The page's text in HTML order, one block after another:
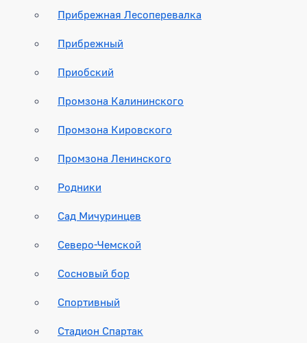
Прибрежная Лесоперевалка
Прибрежный
Приобский
Промзона Калининского
Промзона Кировского
Промзона Ленинского
Родники
Сад Мичуринцев
Северо-Чемской
Сосновый бор
Спортивный
Стадион Спартак